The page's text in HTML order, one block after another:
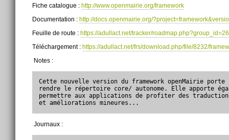
Fiche catalogue :http://www.openmairie.org/framework
Documentation :http://docs.openmairie.org/
Feuille de route : https://adullact.net/tracker/
Téléchargement : https://adullact.net/frs/download.php/file/8232/
Notes :
Cette nouvelle version du framework openMairie
rendre le répertoire core/ autonome. Elle apporte
permettre aux applications de profiter des
et améliorations mineures...
Journaux :